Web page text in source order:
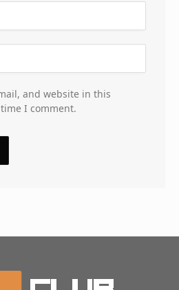
and website in this
I comment.